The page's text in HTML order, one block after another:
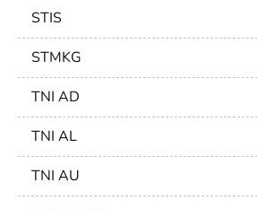
STIS
STMKG
TNI AD
TNI AL
TNI AU